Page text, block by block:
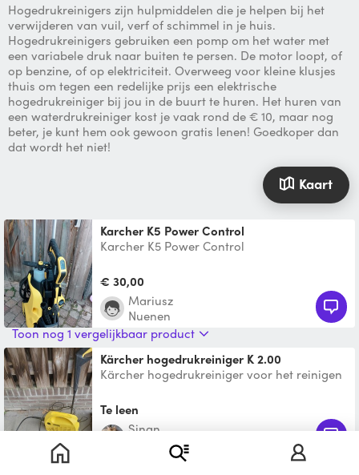
Hogedrukreinigers zijn hulpmiddelen die je helpen bij het
verwijderen van vuil, verf of schimmel in je huis.
Hogedrukreinigers gebruiken een pomp om het water met
een variabele druk naar buiten te persen. De motor loopt, of
op benzine, of op elektriciteit. Overweeg voor kleine klusjes
thuis om tegen een redelijke prijs een elektrische
hogedrukreiniger bij jou in de buurt te huren. Het huren van
een waterdrukreiniger kost je vaak rond de € 10, maar nog
beter, je kunt hem ook gewoon gratis lenen! Goedkoper dan
dat wordt het niet!
Kaart
Karcher K5 Power Control
Karcher K5 Power Control
€ 30,00
Mariusz
Nuenen
Toon nog 1 vergelijkbaar product
Kärcher hogedrukreiniger K 2.00
Kärcher hogedrukreiniger voor het reinigen
Inclusief spu
Te leen
Sinan
Toon nog 1 vergelijkbaar product